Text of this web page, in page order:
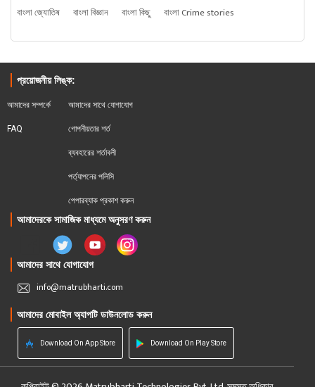
বাংলা জ্যোতিষ
বাংলা বিজ্ঞান বাংলা কিছু বাংলা Crime stories
প্রয়োজনীয় লিঙ্ক:
আমাদের সম্পর্কে
FAQ
আমাদের সাথে যোগাযোগ
গোপনীয়তার শর্ত
ব্যবহারের শর্তাবলী
পর্ত্যাপনের পলিসি
পেপারব্যাক প্রকাশ করুন
আমাদেরকে সামাজিক মাধ্যমে অনুসরণ করুন
আমাদের সাথে যোগাযোগ
info@matrubharti.com
আমাদের মোবাইল অ্যাপটি ডাউনলোড করুন
Download On App Store Download On Play Store